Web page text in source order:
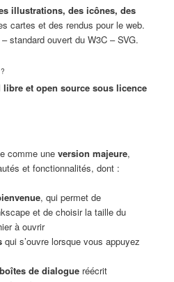
illustrations, des icônes, des
cartes et des rendus pour le web.
standard ouvert du W3C – SVG.
libre et open source sous licence
comme uneversion majeure,
et fonctionnalités, dont :
, qui permet de
et de choisir la taille du
à ouvrir
qui s’ouvre lorsque vous appuyez
de dialogue réécrit